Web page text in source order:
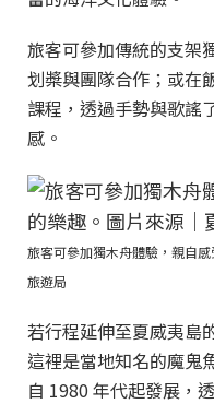
旅客可參加傳統的支架
划槳與團隊合作；或在
課程，透過手勢與歌謠
感。
旅客可參加獨木舟體驗，親自
旅遊局
若行程延伸至夏威夷島
這裡是當地知名的魔鬼
自 1980 年代起發展，